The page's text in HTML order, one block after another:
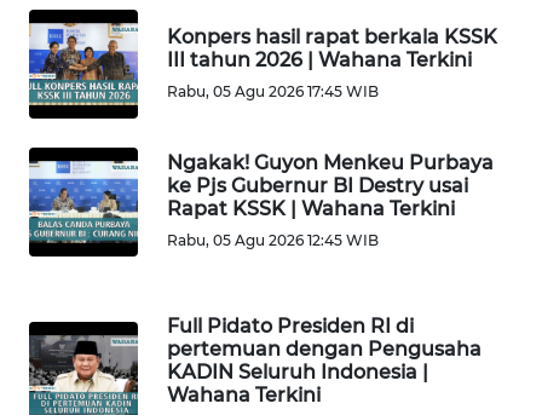
Konpers hasil rapat berkala KSSK
III tahun 2026 | Wahana Terkini
Rabu, 05 Agu 2026 17:45 WIB
Ngakak! Guyon Menkeu Purbaya
ke Pjs Gubernur BI Destry usai
Rapat KSSK | Wahana Terkini
Rabu, 05 Agu 2026 12:45 WIB
Full Pidato Presiden RI di
pertemuan dengan Pengusaha
KADIN Seluruh Indonesia |
Wahana Terkini
WN
NTT
WN
KEPRI
WN
WN
PAPUA
BARAT